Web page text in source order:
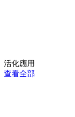
活化應用
查看全部